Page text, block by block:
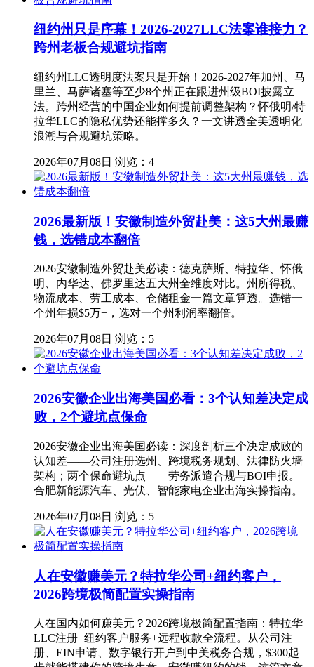
纽约州只是序幕！2026-2027LLC法案谁接力？
跨州老板合规避坑指南
纽约州LLC透明度法案只是开始！2026-2027年加州、马
里兰、马萨诸塞等至少8个州正在跟进州级BOI披露立
法。跨州经营的中国企业如何提前调整架构？怀俄明/特
拉华LLC的隐私优势还能撑多久？一文讲透全美透明化
浪潮与合规避坑策略。
2026年07月08日 浏览：4
2026最新版！安徽制造外贸赴美：这5大州最赚
钱，选错成本翻倍
2026安徽制造外贸赴美必读：德克萨斯、特拉华、怀俄
明、内华达、佛罗里达五大州全维度对比。州所得税、
物流成本、劳工成本、仓储租金一篇文章算透。选错一
个州年损$5万+，选对一个州利润率翻倍。
2026年07月08日 浏览：5
2026安徽企业出海美国必看：3个认知差决定成
败，2个避坑点保命
2026安徽企业出海美国必读：深度剖析三个决定成败的
认知差——公司注册选州、跨境税务规划、法律防火墙
架构；两个保命避坑点——劳务派遣合规与BOI申报。
合肥新能源汽车、光伏、智能家电企业出海实操指南。
2026年07月08日 浏览：5
人在安徽赚美元？特拉华公司+纽约客户，
2026跨境极简配置实操指南
人在国内如何赚美元？2026跨境极简配置指南：特拉华
LLC注册+纽约客户服务+远程收款全流程。从公司注
册、EIN申请、数字银行开户到中美税务合规，$300起